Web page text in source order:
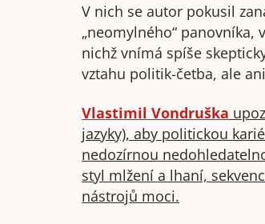
V nich se autor pokusil
„neomylného“ panovníka,
nichž vnímá spíše
vztahu politik-četba, ale
Vlastimil Vondruška
jazyky), aby politickou
nedozírnou
styl mlžení a lhaní,
nástrojů moci.